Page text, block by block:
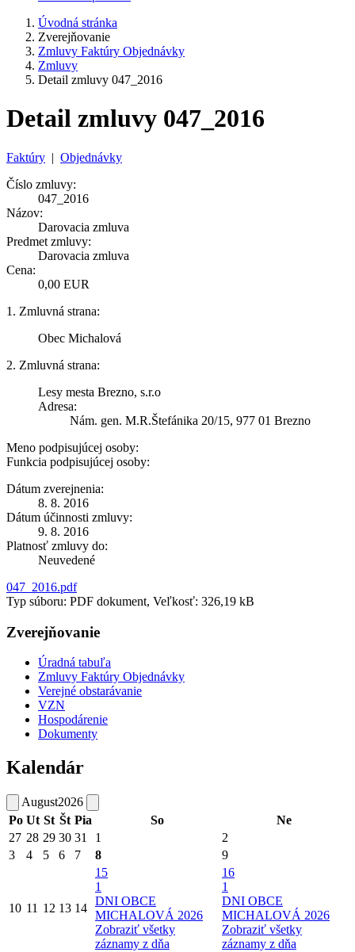
Úvodná stránka
Zverejňovanie
Zmluvy Faktúry Objednávky
Zmluvy
Detail zmluvy 047_2016
Detail zmluvy 047_2016
Faktúry | Objednávky
Číslo zmluvy:
047_2016
Názov:
Darovacia zmluva
Predmet zmluvy:
Darovacia zmluva
Cena:
0,00 EUR
1. Zmluvná strana:
Obec Michalová
2. Zmluvná strana:
Lesy mesta Brezno, s.r.o
Adresa:
Nám. gen. M.R.Štefánika 20/15, 977 01 Brezno
Meno podpisujúcej osoby:
Funkcia podpisujúcej osoby:
Dátum zverejnenia:
8. 8. 2016
Dátum účinnosti zmluvy:
9. 8. 2016
Platnosť zmluvy do:
Neuvedené
047_2016.pdf
Typ súboru: PDF dokument, Veľkosť: 326,19 kB
Zverejňovanie
Úradná tabuľa
Zmluvy Faktúry Objednávky
Verejné obstarávanie
VZN
Hospodárenie
Dokumenty
Kalendár
August2026
Po Ut St Št Pia So
Ne
27 28 29 30 31 1
2
3
4 5 6 7 8 9
10 11 12 13 14
15
1
DNI OBCE
MICHALOVÁ 2026
Zobraziť všetky
záznamy z dňa
16
1
DNI OBCE
MICHALOVÁ 2026
Zobraziť všetky
záznamy z dňa